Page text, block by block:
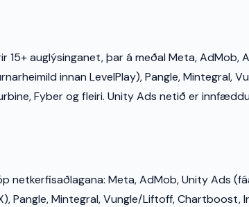
15+ auglýsinganet, þar á meðal Meta, AdMob,
innan LevelPlay), Pangle, Mintegral,
Fyber og fleiri. Unity Ads netið er
netkerfisaðlagana: Meta, AdMob, Unity Ads
Pangle, Mintegral, Vungle/Liftoff, Chartboost,